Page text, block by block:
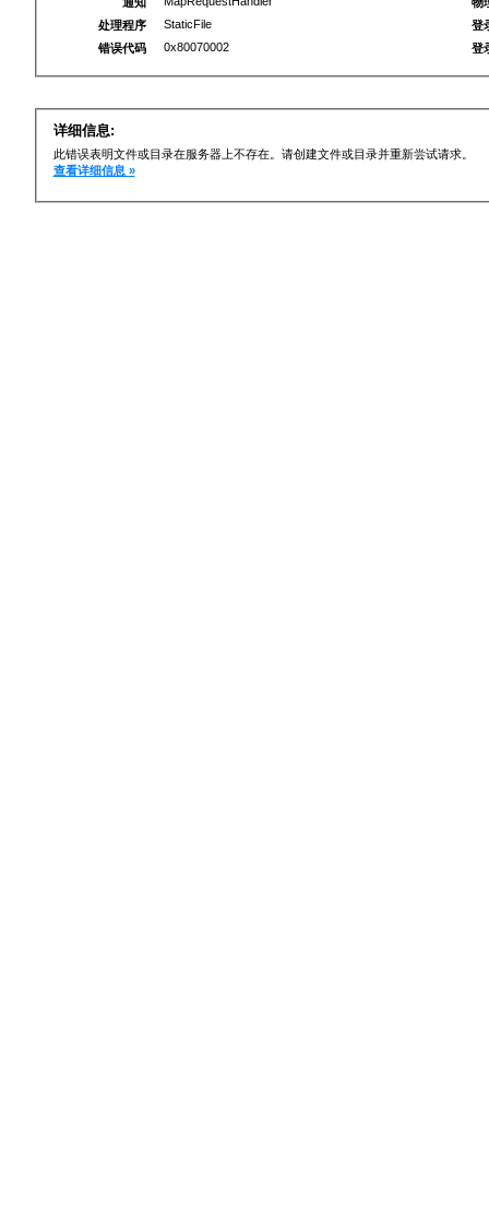
处理程序
StaticFile
错误代码
0x80070002
登
登
详细信息:
此错误表明文件或目录在服务器上不存在。请创建文件或目录并重新尝试请求。
查看详细信息 »